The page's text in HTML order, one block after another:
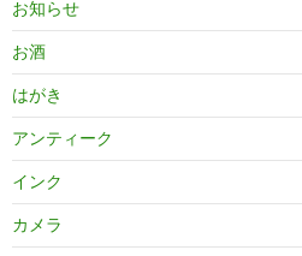
お知らせ
お酒
はがき
アンティーク
インク
カメラ